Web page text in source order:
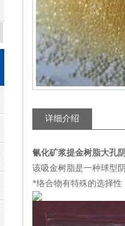
详细介绍
氰化矿浆提金树脂大孔
该吸金树脂是一种球型
*络合物有特殊的选择